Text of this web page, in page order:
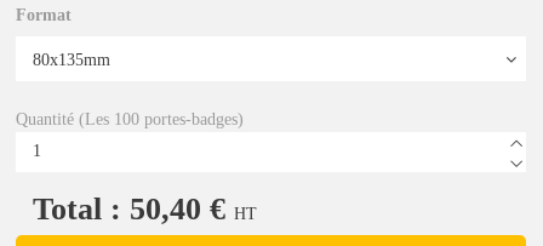
Format
Quantité (Les 100 portes-badges)
Total : 50,40 € HT